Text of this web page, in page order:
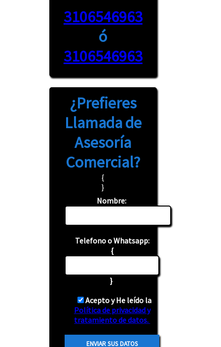
3106546963
ó
3106546963
¿Prefieres
Llamadade
Asesoría
Comercial?
{
}
Nombre:
Telefono o Whatsapp:
{
}
Acepto y He leído la
Política de privacidad y
tratamiento de datos.